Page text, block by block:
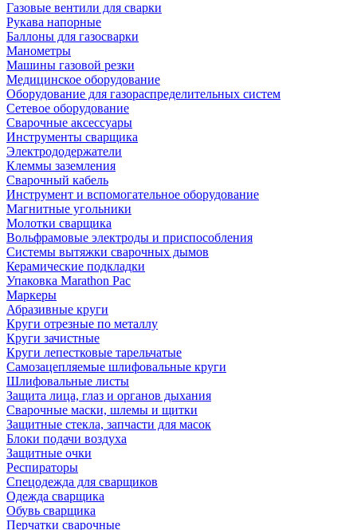
Газовые вентили для сварки
Рукава напорные
Баллоны для газосварки
Манометры
Машины газовой резки
Медицинское оборудование
Оборудование для газораспределительных систем
Сетевое оборудование
Сварочные аксессуары
Инструменты сварщика
Электрододержатели
Клеммы заземления
Сварочный кабель
Инструмент и вспомогательное оборудование
Магнитные угольники
Молотки сварщика
Вольфрамовые электроды и приспособления
Системы вытяжки сварочных дымов
Керамические подкладки
Упаковка Marathon Pac
Маркеры
Абразивные круги
Круги отрезные по металлу
Круги зачистные
Круги лепестковые тарельчатые
Самозацепляемые шлифовальные круги
Шлифовальные листы
Защита лица, глаз и органов дыхания
Сварочные маски, шлемы и щитки
Защитные стекла, запчасти для масок
Блоки подачи воздуха
Защитные очки
Респираторы
Спецодежда для сварщиков
Одежда сварщика
Обувь сварщика
Перчатки сварочные